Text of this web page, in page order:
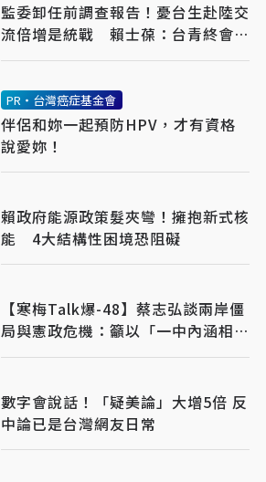
監委卸任前調查報告！憂台生赴陸交
流倍增是統戰 賴士葆：台青終會認
清台獨手段
PR・台灣癌症基金會
伴侶和妳一起預防HPV，才有資格
說愛妳！
賴政府能源政策髮夾彎！擁抱新式核
能 4大結構性困境恐阻礙
【寒梅Talk爆-48】蔡志弘談兩岸僵
局與憲政危機：籲以「一中內涵相互
理解」破冰
數字會說話！「疑美論」大增5倍 反
中論已是台灣網友日常